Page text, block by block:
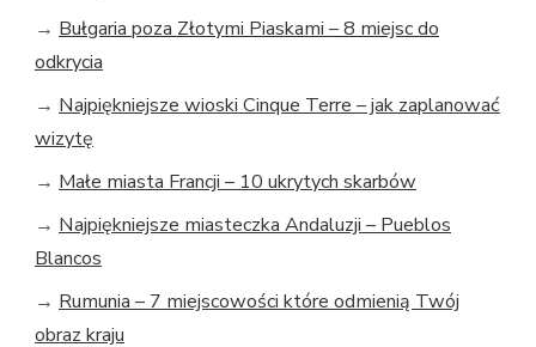
→ Bułgaria poza Złotymi Piaskami – 8 miejsc do
odkrycia
→ Najpiękniejsze wioski Cinque Terre – jak zaplanować
wizytę
→ Małe miasta Francji – 10 ukrytych skarbów
→ Najpiękniejsze miasteczka Andaluzji – Pueblos
Blancos
→ Rumunia – 7 miejscowości które odmienią Twój
obraz kraju